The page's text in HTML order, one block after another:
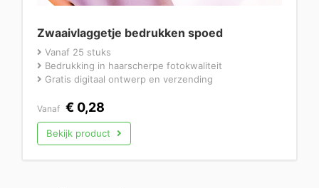
Zwaaivlaggetje bedrukken spoed
Vanaf 25 stuks
Bedrukking in haarscherpe fotokwaliteit
Gratis digitaal ontwerp en verzending
Vanaf € 0,28
Bekijk product